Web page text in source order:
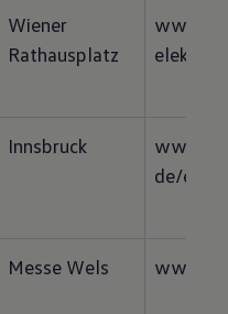
Wiener
Rathausplatz
Innsbruck
de/
Messe Wels